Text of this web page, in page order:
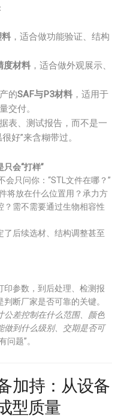
料 ，适合做功能验证、结构
度材料 ，适合做外观展示、
的SAF与P3材料 ，适用于
交付。
表、测试报告，而不是一
好”来含糊带过。
会“打样”
会只问你：“STL文件在哪？”
将放在什么位置用？承力方
？需不需要通过生物相容性
了后续选材、结构调整甚至
印参数，到后处理、检测报
断厂家是否可靠的关键。
公差控制在什么范围、颜色
做到什么级别、交期是否可
问题”。
加持：从设备
型质量